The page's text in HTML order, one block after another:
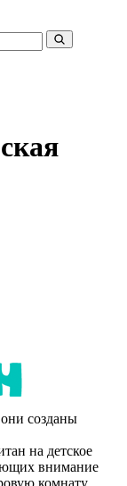
созданы
на детское
внимание
комнату.